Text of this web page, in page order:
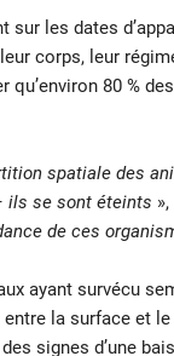
sur les dates
corps, leur
qu’environ 80 %
spatiale des
ils se sont éteints
de ces
ayant survécu
entre la surface et
signes d’une